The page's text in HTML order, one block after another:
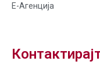
Е-Агенција